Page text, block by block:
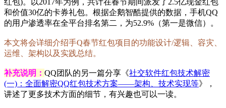
和价值30亿的卡券礼包。根据企鹅智酷提供的数据，手机QQ
的用户渗透率在全平台排名第二，为52.9%（第一是微信）。
本文将会详细介绍手Q春节红包项目的功能设计/逻辑、容灾、
运维、架构以及实践总结。
补充说明： QQ团队的另一篇分享《社交软件红包技术解密
(一)：全面解密QQ红包技术方案——架构、技术实现等》，
讲述了更多技术方面的细节，有兴趣也可以一读。